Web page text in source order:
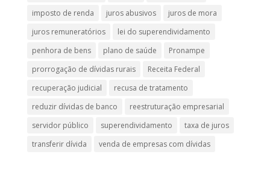
imposto de renda
juros abusivos
juros de mora
juros remuneratórios
lei do superendividamento
penhora de bens
plano de saúde
Pronampe
prorrogação de dívidas rurais
Receita Federal
recuperação judicial
recusa de tratamento
reduzir dívidas de banco
reestruturação empresarial
servidor público
superendividamento
taxa de juros
transferir dívida
venda de empresas com dívidas